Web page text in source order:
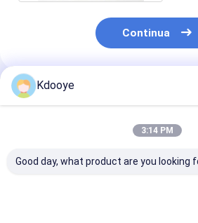
Continua
Prodotti Raccomandati
Kdooye
3:14 PM
Good day, what product are you looking